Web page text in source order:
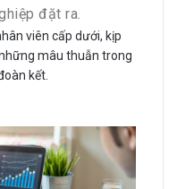
đặt ra.
viên cấp dưới, kịp
mâu thuẫn trong
kết.